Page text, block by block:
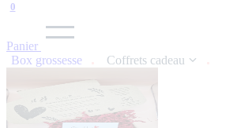
0
Panier
Box grossesse
Coffrets cadeau